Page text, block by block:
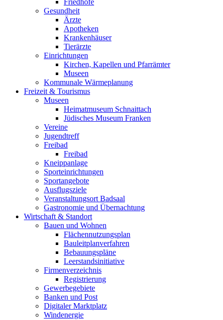
Friedhöfe
Gesundheit
Ärzte
Apotheken
Krankenhäuser
Tierärzte
Einrichtungen
Kirchen, Kapellen und Pfarrämter
Museen
Kommunale Wärmeplanung
Freizeit & Tourismus
Museen
Heimatmuseum Schnaittach
Jüdisches Museum Franken
Vereine
Jugendtreff
Freibad
Freibad
Kneippanlage
Sporteinrichtungen
Sportangebote
Ausflugsziele
Veranstaltungsort Badsaal
Gastronomie und Übernachtung
Wirtschaft & Standort
Bauen und Wohnen
Flächennutzungsplan
Bauleitplanverfahren
Bebauungspläne
Leerstandsinitiative
Firmenverzeichnis
Registrierung
Gewerbegebiete
Banken und Post
Digitaler Marktplatz
Windenergie